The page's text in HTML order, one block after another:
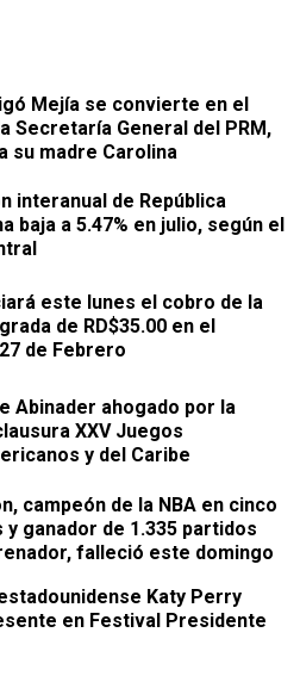
Mejía se convierte en el
Secretaría General del PRM,
su madre Carolina
interanual de República
baja a 5.47% en julio, según el
este lunes el cobro de la
de RD$35.00 en el
de Febrero
Abinader ahogado por la
XXV Juegos
y del Caribe
campeón de la NBA en cinco
y ganador de 1.335 partidos
falleció este domingo
Katy Perry
en Festival Presidente